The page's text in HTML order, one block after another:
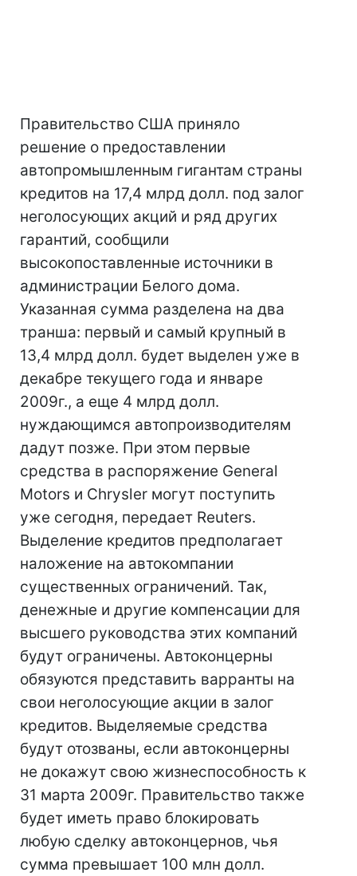
Правительство США приняло
решение о предоставлении
автопромышленным гигантам страны
кредитов на 17,4 млрд долл. под залог
неголосующих акций и ряд других
гарантий, сообщили
высокопоставленные источники в
администрации Белого дома.
Указанная сумма разделена на два
транша: первый и самый крупный в
13,4 млрд долл. будет выделен уже в
декабре текущего года и январе
2009г., а еще 4 млрд долл.
нуждающимся автопроизводителям
дадут позже. При этом первые
средства в распоряжение General
Motors и Chrysler могут поступить
уже сегодня, передает Reuters.
Выделение кредитов предполагает
наложение на автокомпании
существенных ограничений. Так,
денежные и другие компенсации для
высшего руководства этих компаний
будут ограничены. Автоконцерны
обязуются представить варранты на
свои неголосующие акции в залог
кредитов. Выделяемые средства
будут отозваны, если автоконцерны
не докажут свою жизнеспособность к
31 марта 2009г. Правительство также
будет иметь право блокировать
любую сделку автоконцернов, чья
сумма превышает 100 млн долл.